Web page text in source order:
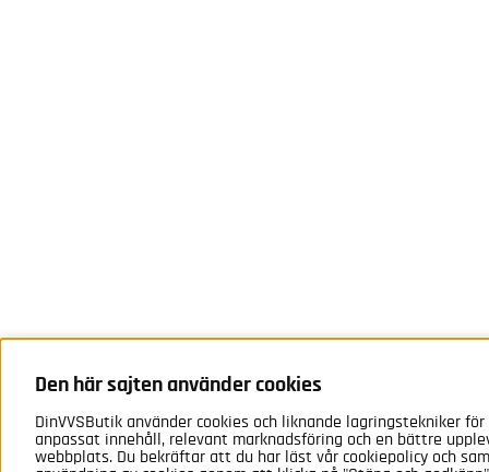
Den här sajten använder cookies
DinVVSButik använder cookies och liknande lagringstekniker
anpassat innehåll, relevant marknadsföring och en bättre
webbplats. Du bekräftar att du har läst vår cookiepolicy och